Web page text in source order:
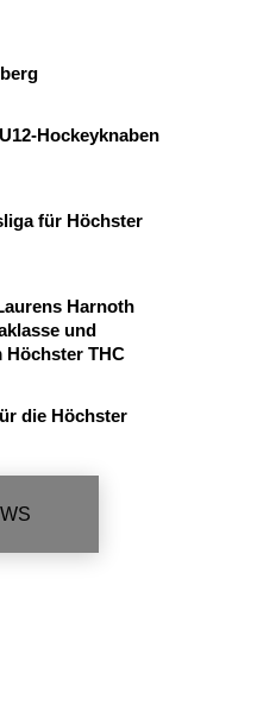
Hockeyknaben
für Höchster
Harnoth
und
Höchster THC
die Höchster